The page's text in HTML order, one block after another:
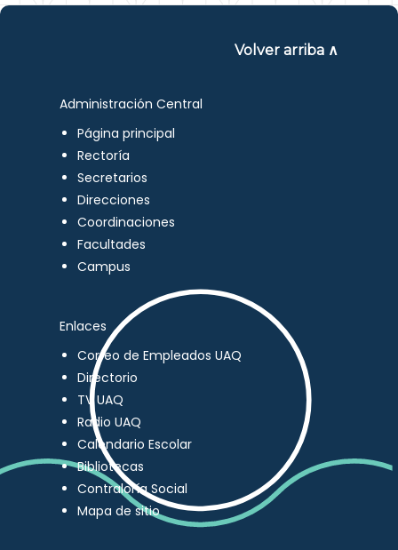
Volver arriba ∧
Administración Central
Página principal
Rectoría
Secretarios
Direcciones
Coordinaciones
Facultades
Campus
Enlaces
Correo de Empleados UAQ
Directorio
TV UAQ
Radio UAQ
Calendario Escolar
Bibliotecas
Contraloría Social
Mapa de sitio